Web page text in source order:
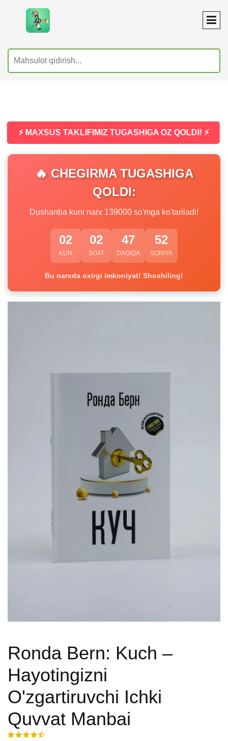
⚡ MAXSUS TAKLIFIMIZ TUGASHIGA OZ QOLDI! ⚡
🔥 CHEGIRMA TUGASHIGA
QOLDI:
Dushanba kuni narx 139000 so'mga ko'tariladi!
02
KUN
02
SOAT
47
DAQIQA
52
SONIYA
Bu narxda oxirgi imkoniyat! Shoshiling!
Ronda Bern: Kuch –
Hayotingizni
O'zgartiruvchi Ichki
Quvvat Manbai